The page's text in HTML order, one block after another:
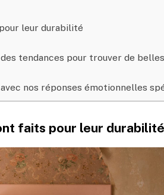
leur durabilité
des tendances pour trouver de
nos réponses émotionnelles
faits pour leur durabilité